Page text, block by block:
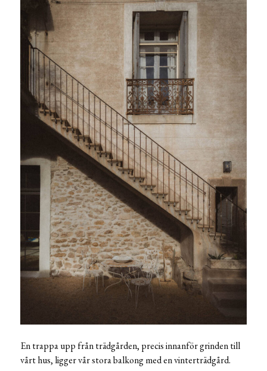
En trappa upp från trädgården, precis innanför grinden till
vårt hus, ligger vår stora balkong med en vinterträdgård.